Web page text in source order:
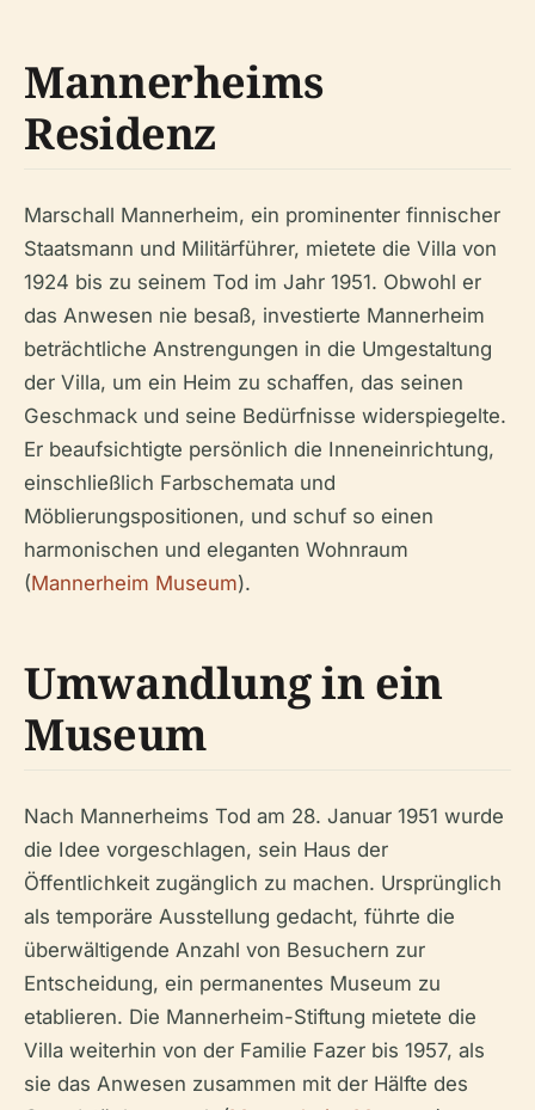
Mannerheims
Residenz
Marschall Mannerheim, ein prominenter finnischer
Staatsmann und Militärführer, mietete die Villa von
1924 bis zu seinem Tod im Jahr 1951. Obwohl er
das Anwesen nie besaß, investierte Mannerheim
beträchtliche Anstrengungen in die Umgestaltung
der Villa, um ein Heim zu schaffen, das seinen
Geschmack und seine Bedürfnisse widerspiegelte.
Er beaufsichtigte persönlich die Inneneinrichtung,
einschließlich Farbschemata und
Möblierungspositionen, und schuf so einen
harmonischen und eleganten Wohnraum
(Mannerheim Museum).
Umwandlung in ein
Museum
Nach Mannerheims Tod am 28. Januar 1951 wurde
die Idee vorgeschlagen, sein Haus der
Öffentlichkeit zugänglich zu machen. Ursprünglich
als temporäre Ausstellung gedacht, führte die
überwältigende Anzahl von Besuchern zur
Entscheidung, ein permanentes Museum zu
etablieren. Die Mannerheim-Stiftung mietete die
Villa weiterhin von der Familie Fazer bis 1957, als
sie das Anwesen zusammen mit der Hälfte des